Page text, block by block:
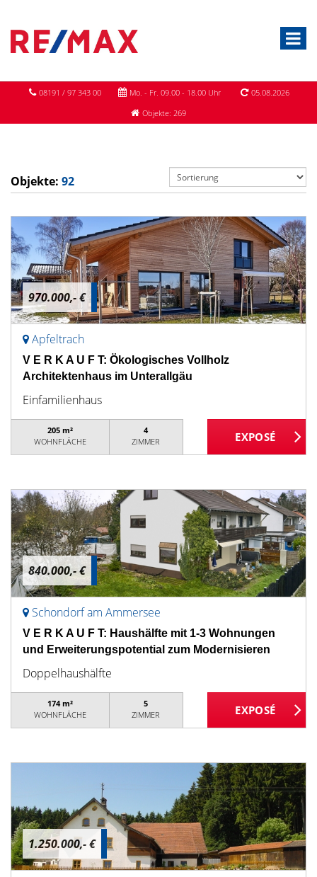
08191 / 97 343 00 Mo. - Fr. 09.00 - 18.00 Uhr
05.08.2026
Objekte: 269
Objekte: 92
970.000,- €
Apfeltrach
V E R K A U F T: Ökologisches Vollholz
Architektenhaus im Unterallgäu
Einfamilienhaus
205 m²
WOHNFLÄCHE
4
ZIMMER
840.000,- €
Schondorf am Ammersee
V E R K A U F T: Haushälfte mit 1-3 Wohnungen
und Erweiterungspotential zum Modernisieren
Doppelhaushälfte
174 m²
WOHNFLÄCHE
5
ZIMMER
1.250.000,- €